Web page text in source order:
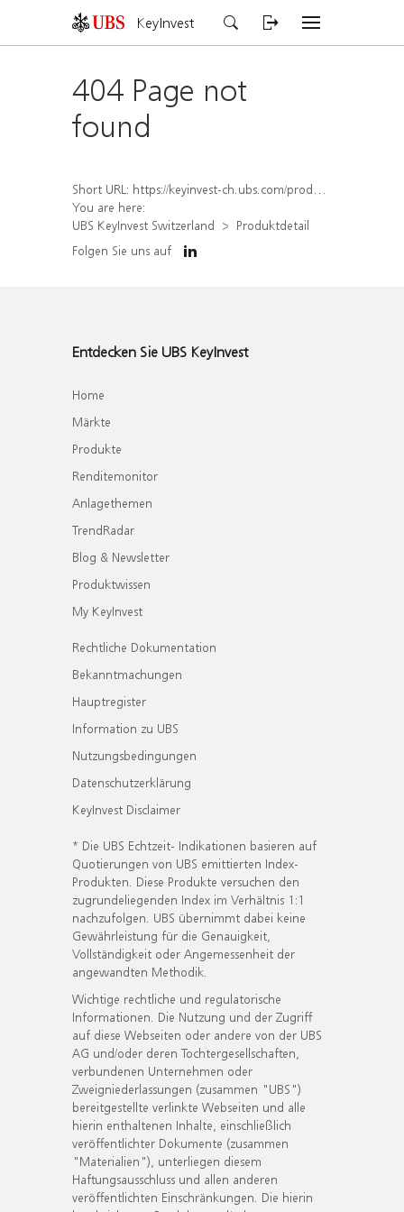
KeyInvest
404 Page not
found
Short URL: https://keyinvest-ch.ubs.com/produkt/detail/index/isin/CH1572296650
You are here:
UBS KeyInvest Switzerland
Produktdetail
Folgen Sie uns auf
Entdecken Sie UBS KeyInvest
Home
Märkte
Produkte
Renditemonitor
Anlagethemen
TrendRadar
Blog & Newsletter
Produktwissen
My KeyInvest
Rechtliche Dokumentation
Bekanntmachungen
Hauptregister
Information zu UBS
Nutzungsbedingungen
Datenschutzerklärung
KeyInvest Disclaimer
* Die UBS Echtzeit- Indikationen basieren auf
Quotierungen von UBS emittierten Index-
Produkten. Diese Produkte versuchen den
zugrundeliegenden Index im Verhältnis 1:1
nachzufolgen. UBS übernimmt dabei keine
Gewährleistung für die Genauigkeit,
Vollständigkeit oder Angemessenheit der
angewandten Methodik.
Wichtige rechtliche und regulatorische
Informationen. Die Nutzung und der Zugriff
auf diese Webseiten oder andere von der UBS
AG und/oder deren Tochtergesellschaften,
verbundenen Unternehmen oder
Zweigniederlassungen (zusammen "UBS")
bereitgestellte verlinkte Webseiten und alle
hierin enthaltenen Inhalte, einschließlich
veröffentlichter Dokumente (zusammen
"Materialien"), unterliegen diesem
Haftungsausschluss und allen anderen
veröffentlichten Einschränkungen. Die hierin